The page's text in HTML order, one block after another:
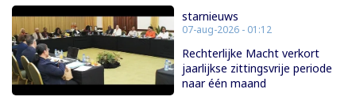
starnieuws
07-aug-2026 - 01:12
Rechterlijke Macht verkort
jaarlijkse zittingsvrije periode
naar één maand